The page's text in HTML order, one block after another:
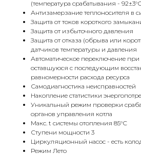
(температура срабатывания -
Антизамерзание теплоносителя в
Защита от токов короткого
Защита от избыточного давления
Защита от отказа (обрыва или
датчиков температуры и давления
Автоматическое переключение
оставшуюся с последующим
равномерности расхода ресурса
Самодиагностика неисправностей
Накопление статистики
Уникальный режим проверки
органов управления котла
Макс. t системы отопления 85°С
Ступени мощности 3
Циркуляционный насос - есть
Режим Лето
Адрес
Г.Москва Волоколамское шоссе,
71/22к2
Пн-вс с 9:00 до 18:00
Телефон
8 495 233-79-79
КОНТАКТЫ